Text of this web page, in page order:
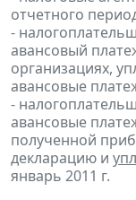
отчетного
-
авансовый
организациях,
авансовые
-
авансовые
полученной
декларацию и
январь 2011 г.